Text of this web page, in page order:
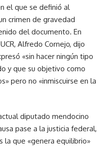
el que se definió al
crimen de gravedad
del documento. En
Alfredo Cornejo, dijo
«sin hacer ningún tipo
y que su objetivo como
pero no «inmiscuirse en la
diputado mendocino
pase a la justicia federal,
la que «genera equilibrio»